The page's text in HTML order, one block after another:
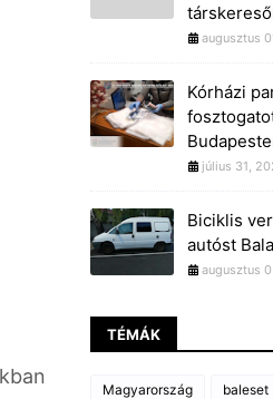
augusztus
Kórházi
július 31,
Biciklis
autóst
augusztus
TÉMÁK
Magyarország baleset